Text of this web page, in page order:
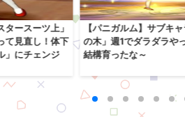
ースーツ上」
て見直し！体下
」にチェンジ
【パニガルム】サブキ
の木」週1でダラダラや
結構育ったな～